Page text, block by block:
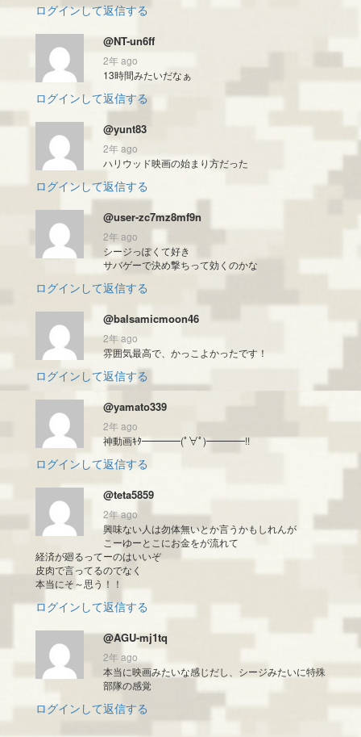
ログインして返信する
@NT-un6ff
2年 ago
13時間みたいだなぁ
ログインして返信する
@yunt83
2年 ago
ハリウッド映画の始まり方だった
ログインして返信する
@user-zc7mz8mf9n
2年 ago
シージっぽくて好き
サバゲーで決め撃ちって効くのかな
ログインして返信する
@balsamicmoon46
2年 ago
雰囲気最高で、かっこよかったです！
ログインして返信する
@yamato339
2年 ago
神動画ｷﾀ━━━━(ﾟ∀ﾟ)━━━━!!
ログインして返信する
@teta5859
2年 ago
興味ない人は勿体無いとか言うかもしれんが
こーゆーとこにお金をが流れて
経済が廻るってーのはいいぞ
皮肉で言ってるのでなく
本当にそ～思う！！
ログインして返信する
@AGU-mj1tq
2年 ago
本当に映画みたいな感じだし、シージみたいに特殊
部隊の感覚
ログインして返信する